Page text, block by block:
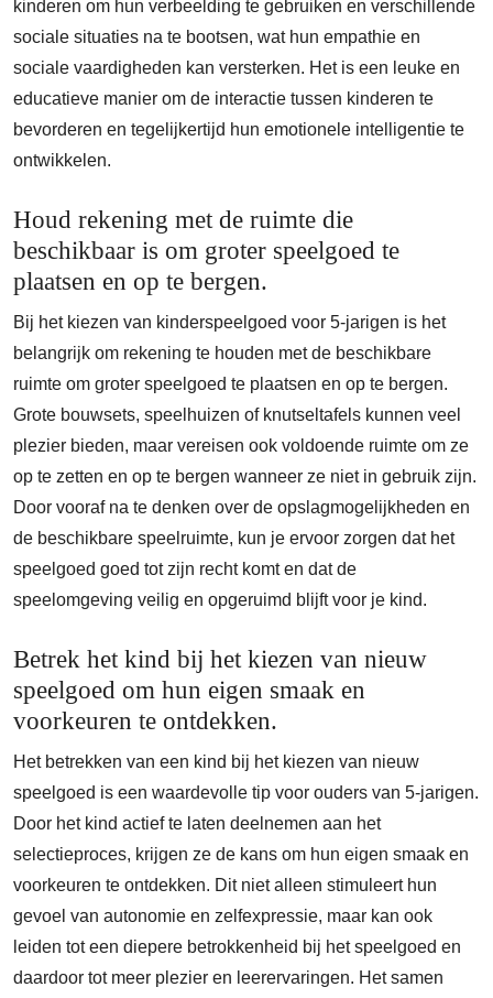
kinderen om hun verbeelding te gebruiken en verschillende
sociale situaties na te bootsen, wat hun empathie en
sociale vaardigheden kan versterken. Het is een leuke en
educatieve manier om de interactie tussen kinderen te
bevorderen en tegelijkertijd hun emotionele intelligentie te
ontwikkelen.
Houd rekening met de ruimte die
beschikbaar is om groter speelgoed te
plaatsen en op te bergen.
Bij het kiezen van kinderspeelgoed voor 5-jarigen is het
belangrijk om rekening te houden met de beschikbare
ruimte om groter speelgoed te plaatsen en op te bergen.
Grote bouwsets, speelhuizen of knutseltafels kunnen veel
plezier bieden, maar vereisen ook voldoende ruimte om ze
op te zetten en op te bergen wanneer ze niet in gebruik zijn.
Door vooraf na te denken over de opslagmogelijkheden en
de beschikbare speelruimte, kun je ervoor zorgen dat het
speelgoed goed tot zijn recht komt en dat de
speelomgeving veilig en opgeruimd blijft voor je kind.
Betrek het kind bij het kiezen van nieuw
speelgoed om hun eigen smaak en
voorkeuren te ontdekken.
Het betrekken van een kind bij het kiezen van nieuw
speelgoed is een waardevolle tip voor ouders van 5-jarigen.
Door het kind actief te laten deelnemen aan het
selectieproces, krijgen ze de kans om hun eigen smaak en
voorkeuren te ontdekken. Dit niet alleen stimuleert hun
gevoel van autonomie en zelfexpressie, maar kan ook
leiden tot een diepere betrokkenheid bij het speelgoed en
daardoor tot meer plezier en leerervaringen. Het samen